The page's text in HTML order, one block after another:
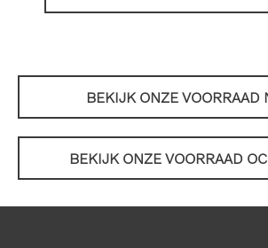
BEKIJK ONZE VOORRAAD
BEKIJK ONZE VOORRAAD